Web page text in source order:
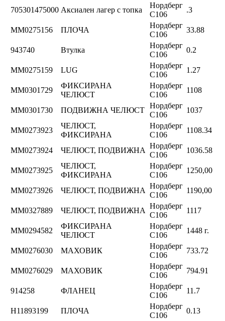
705301475000 Аксиален лагер с топка
Нордберг
C106
.3
ММ0275156 ПЛОЧА
Нордберг
C106
33.88
943740 Втулка
Нордберг
C106
0.2
ММ0275159 LUG
Нордберг
C106
1.27
ММ0301729
ФИКСИРАНА
ЧЕЛЮСТ
Нордберг
C106
1108
ММ0301730 ПОДВИЖНА ЧЕЛЮСТ
Нордберг
C106
1037
ММ0273923
ЧЕЛЮСТ,
ФИКСИРАНА
Нордберг
C106
1108.34
ММ0273924 ЧЕЛЮСТ, ПОДВИЖНА
Нордберг
C106
1036.58
ММ0273925
ЧЕЛЮСТ,
ФИКСИРАНА
Нордберг
C106
1250,00
ММ0273926 ЧЕЛЮСТ, ПОДВИЖНА
Нордберг
C106
1190,00
ММ0327889 ЧЕЛЮСТ, ПОДВИЖНА
Нордберг
C106
1117
ММ0294582
ФИКСИРАНА
ЧЕЛЮСТ
Нордберг
C106
1448 г.
ММ0276030 МАХОВИК
Нордберг
C106
733.72
ММ0276029 МАХОВИК
Нордберг
C106
794.91
914258 ФЛАНЕЦ
Нордберг
C106
11.7
Н11893199 ПЛОЧА
Нордберг
C106
0.13